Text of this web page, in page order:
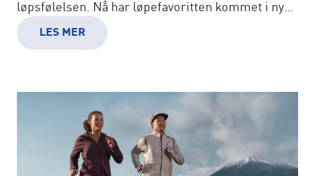
løpsfølelsen. Nå har løpefavoritten kommet i nye,
freshe farger!
LES MER